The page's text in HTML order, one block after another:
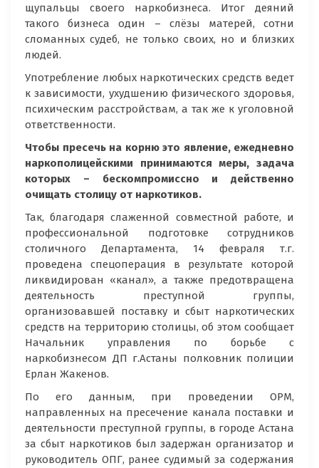
щупальцы своего наркобизнеса. Итог деяний
такого бизнеса один – слёзы матерей, сотни
сломанных судеб, не только своих, но и близких
людей.
Употребление любых наркотических средств ведет
к зависимости, ухудшению физического здоровья,
психическим расстройствам, а так же к уголовной
ответственности.
Чтобы пресечь на корню это явление, ежедневно
наркополицейскими принимаются меры, задача
которых – бескомпромиссно и действенно
очищать столицу от наркотиков.
Так, благодаря слаженной совместной работе, и
профессиональной подготовке сотрудников
столичного Департамента, 14 февраля т.г.
проведена спецоперация в результате которой
ликвидирован «канал», а также предотвращена
деятельность преступной группы,
организовавшей поставку и сбыт наркотических
средств на территорию столицы, об этом сообщает
Начальник управления по борьбе с
наркобизнесом ДП г.Астаны полковник полиции
Ерлан Жакенов.
По его данным, при проведении ОРМ,
направленных на пресечение канала поставки и
деятельности преступной группы, в городе Астана
за сбыт наркотиков был задержан организатор и
руководитель ОПГ, ранее судимый за содержания